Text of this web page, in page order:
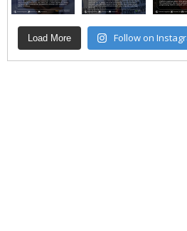
Load More Follow on